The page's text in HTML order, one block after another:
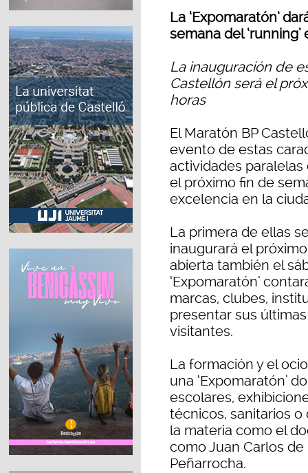
La ‘Expomaratón’
semana del
La inauguración de
Castellón será el
horas
El Maratón BP
evento de estas
actividades
el próximo fin de
excelencia en la
La primera de ellas
inaugurará el
abierta también el
‘Expomaratón’
marcas, clubes,
presentar sus
visitantes.
La formación y el
una ‘Expomaratón’
escolares,
técnicos, sanitarios
la materia como el
como Juan Carlos de
Peñarrocha.